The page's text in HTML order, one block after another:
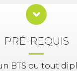
PRÉ-REQUIS
BTS ou tout